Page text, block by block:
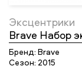
Эксцентрики
Brave Набор
Бренд: Brave
Сезон: 2015